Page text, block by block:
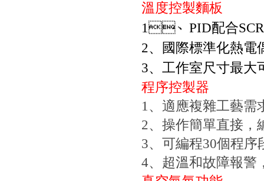
溫度控製麵板
1、 PID配合
2、國際標準化熱電
3、工作室尺寸最
程序控製器
1、適應複雜工藝
2、操作簡單直接
3、可編程30個程序
4、超溫和故障報警